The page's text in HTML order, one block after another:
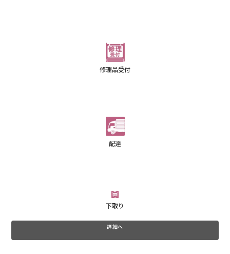
修理品受付
配達
下取り
詳細へ